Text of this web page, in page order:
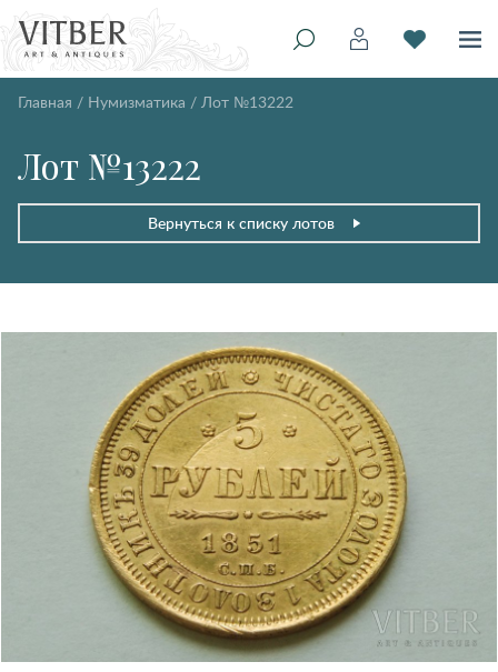
Главная / Нумизматика / Лот №13222
Лот №13222
Вернуться к списку лотов